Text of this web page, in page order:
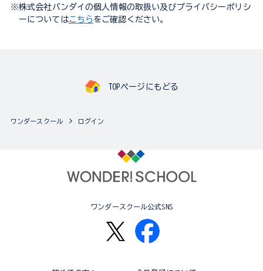
※株式会社バンダイの個人情報の取扱い及びプライバシーポリシ
ーについてはこちら をご確認ください。
TOPページにもどる
ワンダースクール ログイン
ワンダースクール公式SNS